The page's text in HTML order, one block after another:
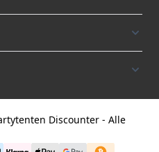
Discounter - Alle